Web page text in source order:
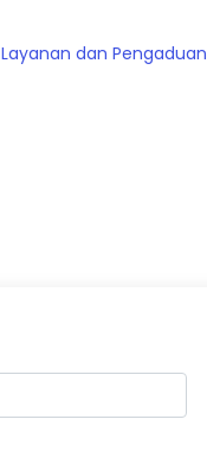
Layanan dan Pengaduan